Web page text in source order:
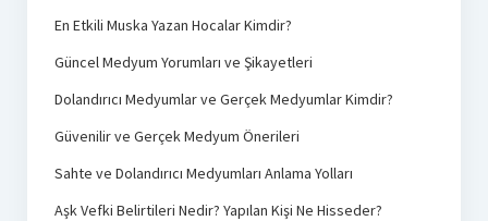
En Etkili Muska Yazan Hocalar Kimdir?
Güncel Medyum Yorumları ve Şikayetleri
Dolandırıcı Medyumlar ve Gerçek Medyumlar Kimdir?
Güvenilir ve Gerçek Medyum Önerileri
Sahte ve Dolandırıcı Medyumları Anlama Yolları
Aşk Vefki Belirtileri Nedir? Yapılan Kişi Ne Hisseder?